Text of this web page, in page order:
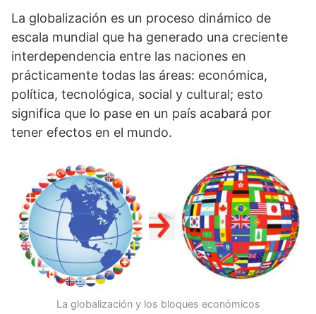
La globalización es un proceso dinámico de
escala mundial que ha generado una creciente
interdependencia entre las naciones en
prácticamente todas las áreas: económica,
política, tecnológica, social y cultural; esto
significa que lo pase en un país acabará por
tener efectos en el mundo.
La globalización y los bloques económicos